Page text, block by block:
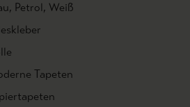
, Petrol, Weiß
Tapeten